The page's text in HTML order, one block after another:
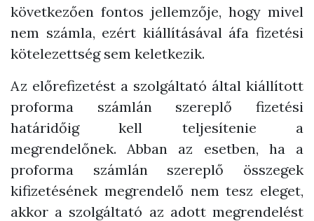
következően fontos jellemzője, hogy mivel
nem számla, ezért kiállításával áfa fizetési
kötelezettség sem keletkezik.
Az előrefizetést a szolgáltató által kiállított
proforma számlán szereplő fizetési
határidőig kell teljesítenie a
megrendelőnek. Abban az esetben, ha a
proforma számlán szereplő összegek
kifizetésének megrendelő nem tesz eleget,
akkor a szolgáltató az adott megrendelést